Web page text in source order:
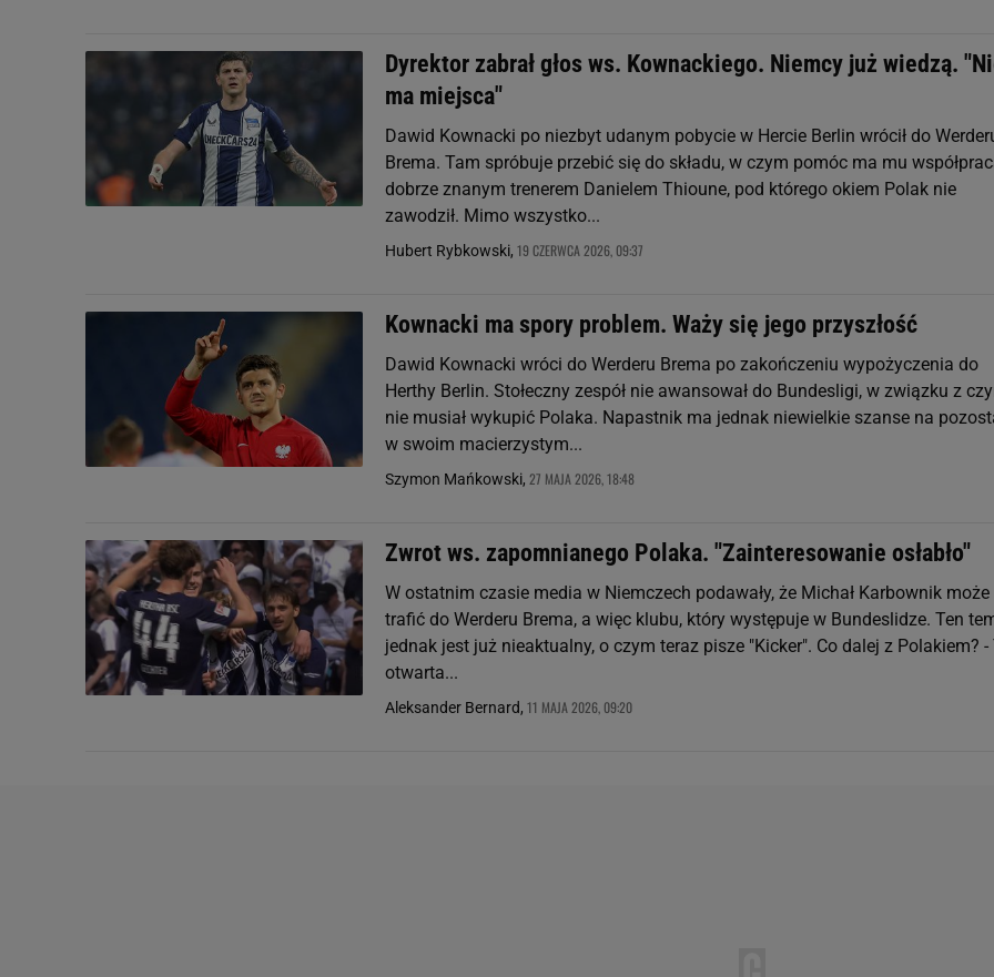
Dyrektor zabrał głos ws. Kownackiego. Niemcy już wiedzą.
ma miejsca"
Dawid Kownacki po niezbyt udanym pobycie w Hercie Berlin wrócił do
Brema. Tam spróbuje przebić się do składu, w czym pomóc ma mu
dobrze znanym trenerem Danielem Thioune, pod którego okiem Polak nie
zawodził. Mimo wszystko...
Hubert Rybkowski, 19 CZERWCA 2026, 09:37
Kownacki ma spory problem. Waży się jego przyszłość
Dawid Kownacki wróci do Werderu Brema po zakończeniu wypożyczenia do
Herthy Berlin. Stołeczny zespół nie awansował do Bundesligi, w związku z
nie musiał wykupić Polaka. Napastnik ma jednak niewielkie szanse na
w swoim macierzystym...
Szymon Mańkowski, 27 MAJA 2026, 18:48
Zwrot ws. zapomnianego Polaka. "Zainteresowanie osłabło"
W ostatnim czasie media w Niemczech podawały, że Michał Karbownik może
trafić do Werderu Brema, a więc klubu, który występuje w Bundeslidze. Ten
jednak jest już nieaktualny, o czym teraz pisze "Kicker". Co dalej z Polakiem? -
otwarta...
Aleksander Bernard, 11 MAJA 2026, 09:20